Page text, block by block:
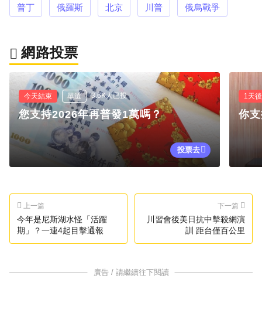
普丁 俄羅斯 北京 川普 俄烏戰爭
網路投票
今天結束 單選 3.6K人已投
您支持2026年再普發1萬嗎？
投票去
1天
你
上一篇
今年是尼斯湖水怪「活躍
期」？一連4起目擊通報
下一篇
川習會後美日抗中擊殺網演
訓 距台僅百公里
廣告 / 請繼續往下閱讀